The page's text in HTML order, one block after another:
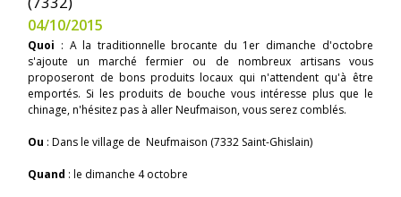
04/10/2015
Quoi : A la traditionnelle brocante du 1er dimanche d'octobre
s'ajoute un marché fermier ou de nombreux artisans vous
proposeront de bons produits locaux qui n'attendent qu'à être
emportés. Si les produits de bouche vous intéresse plus que le
chinage, n'hésitez pas à aller Neufmaison, vous serez comblés.
Ou : Dans le village de Neufmaison (7332 Saint-Ghislain)
Quand : le dimanche 4 octobre